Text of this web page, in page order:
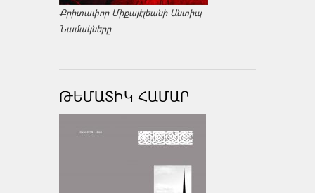
Քրիտափոր Միքայէլեանի Անտիպ
Նամակները
ԹԵՄԱՏԻԿ ՀԱՄԱՐ